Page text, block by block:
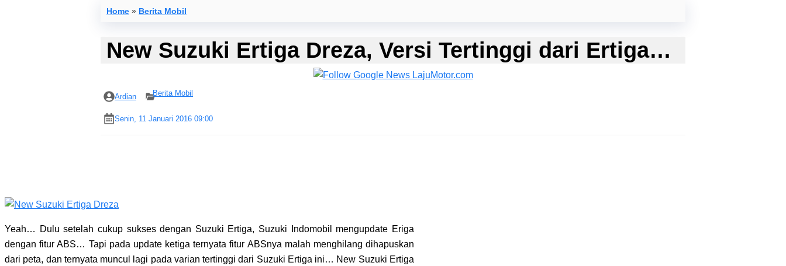
Home » Berita Mobil
New Suzuki Ertiga Dreza, Versi Tertinggi dari Ertiga…
Ardian Berita Mobil
Senin, 11 Januari 2016 09:00
Yeah… Dulu setelah cukup sukses dengan Suzuki Ertiga, Suzuki Indomobil mengupdate Eriga
dengan fitur ABS… Tapi pada update ketiga ternyata fitur ABSnya malah menghilang dihapuskan
dari peta, dan ternyata muncul lagi pada varian tertinggi dari Suzuki Ertiga ini… New Suzuki Ertiga